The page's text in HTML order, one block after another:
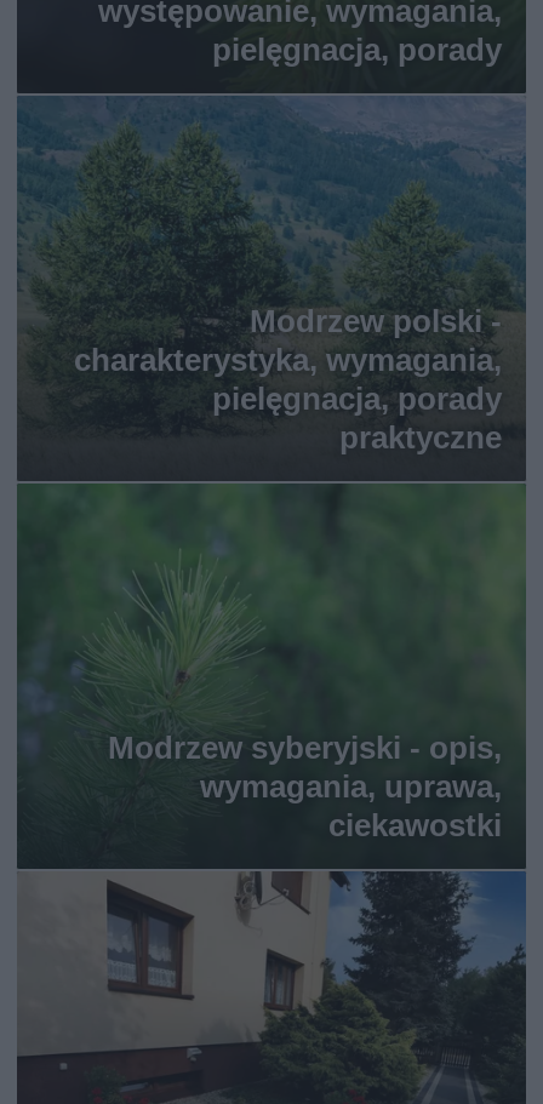
występowanie, wymagania,
pielęgnacja, porady
Modrzew polski -
charakterystyka, wymagania,
pielęgnacja, porady
praktyczne
Modrzew syberyjski - opis,
wymagania, uprawa,
ciekawostki